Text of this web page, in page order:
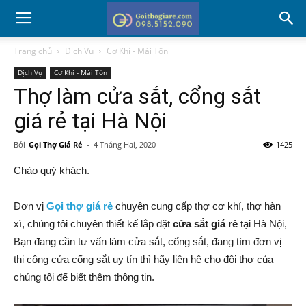
Trang chủ Dịch Vụ Cơ Khí - Mái Tôn
Dịch Vụ Cơ Khí - Mái Tôn
Thợ làm cửa sắt, cổng sắt
giá rẻ tại Hà Nội
Bởi Gọi Thợ Giá Rẻ - 4 Tháng Hai, 2020 1425
Chào quý khách.
Đơn vị Gọi thợ giá rẻ chuyên cung cấp thợ cơ khí, thợ hàn
xì, chúng tôi chuyên thiết kế lắp đặt cửa sắt giá rẻ tại Hà Nội,
Bạn đang cần tư vấn làm cửa sắt, cổng sắt, đang tìm đơn vị
thi công cửa cổng sắt uy tín thì hãy liên hệ cho đội thợ của
chúng tôi để biết thêm thông tin.